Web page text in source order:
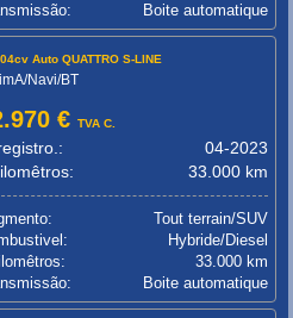
Boite automatique
Auto QUATTRO S-LINE
Navi/BT
€TVA C.
04-2023
33.000 km
Tout terrain/SUV
Hybride/Diesel
33.000 km
Boite automatique